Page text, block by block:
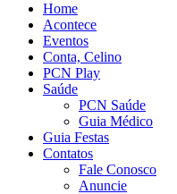
Home
Acontece
Eventos
Conta, Celino
PCN Play
Saúde
PCN Saúde
Guia Médico
Guia Festas
Contatos
Fale Conosco
Anuncie